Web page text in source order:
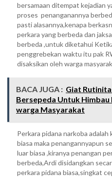
bersamaan ditempat kejadian
proses penanganannya
pasti alasannya,kenapa
perkara yang berbeda dan
berbeda ,untuk diketahui
penggrebekan waktu itu pak
disaksikan oleh warga
BACA JUGA : Giat
Bersepeda Untuk
warga Masyarakat
Perkara pidana narkoba
biasa maka penangannyapun
luar biasa ,kiranya penangan
berbeda,Ardi disidangkan
perkara pidana biasa,singkat